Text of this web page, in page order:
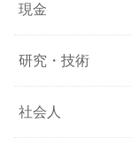
現金
研究・技術
社会人